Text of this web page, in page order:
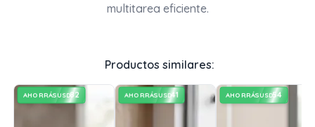
multitarea eficiente.
Productos similares:
AHORRÁSUSD82 AHORRÁSUSD41 AHORRÁSUSD54